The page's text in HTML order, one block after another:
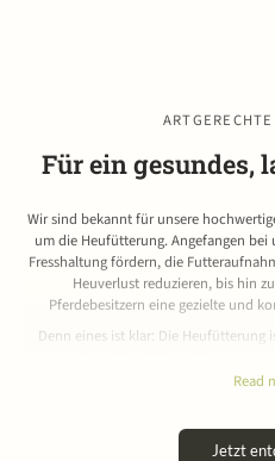
Für ein gesundes,
Wir sind bekannt für unsere
um die Heufütterung. Angefangen bei
Fresshaltung fördern, die
Heuverlust reduzieren, bis hin
Pferdebesitzern eine gezielte und
Denn eines ist klar: Die Heufütterung
für mehr Wohlbefinden,
Read
Jetzt